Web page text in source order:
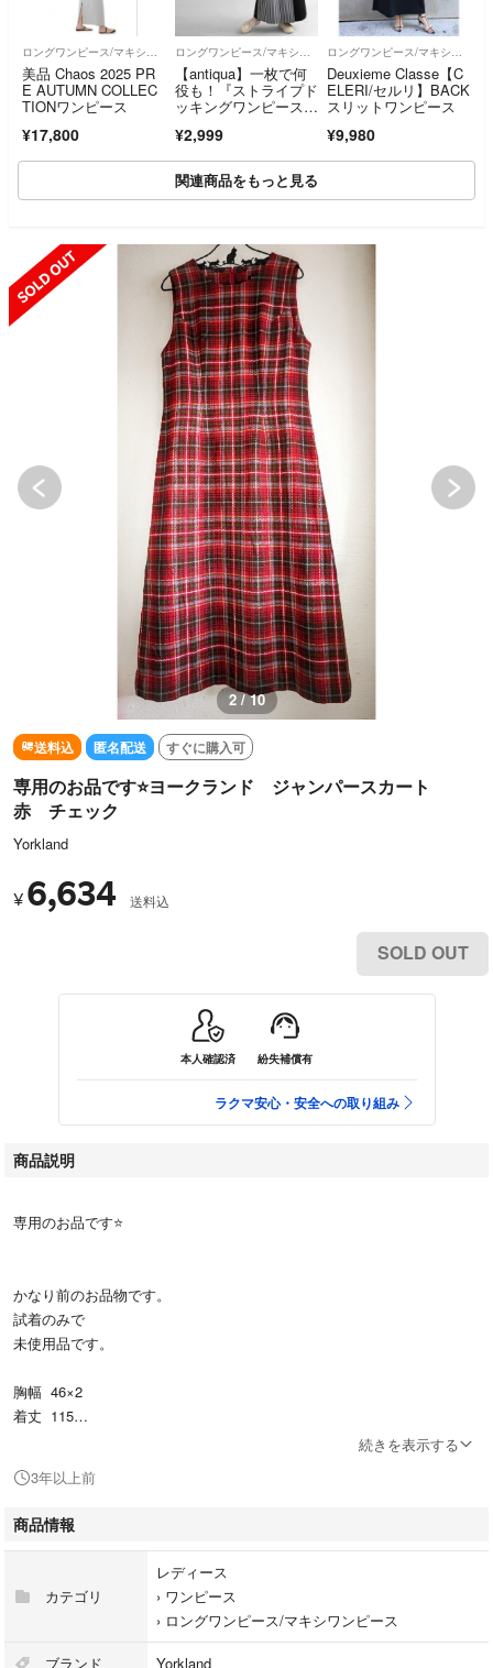
ロングワンピース/マキシワンピース
美品 Chaos 2025 PR
E AUTUMN COLLEC
TIONワンピース
¥17,800
ロングワンピース/マキシワンピース
【antiqua】一枚で何
役も！『ストライプド
ッキングワンピース』
¥2,999
ロングワンピース/マキシワンピース
Deuxieme Classe【C
ELERI/セルリ】BACK
スリットワンピース
¥9,980
関連商品をもっと見る
SOLD OUT
2 / 10
送料込 匿名配送 すぐに購入可
専用のお品です⭐ヨークランド ジャンパースカート
赤 チェック
Yorkland
¥ 6,634 送料込
SOLD OUT
本人確認済 紛失補償有
ラクマ安心・安全への取り組み
商品説明
専用のお品です⭐
かなり前のお品物です。
試着のみで
未使用品です。
胸幅 46×2
着丈 115
秋冬物
ベルトがありましたが
裏が合成皮革でしたので
処分しました。
ベルト無しになります。
裏地付き。
続きを表示する
3年以上前
商品情報
カテゴリ
レディース
› ワンピース
› ロングワンピース/マキシワンピース
ブランド Yorkland